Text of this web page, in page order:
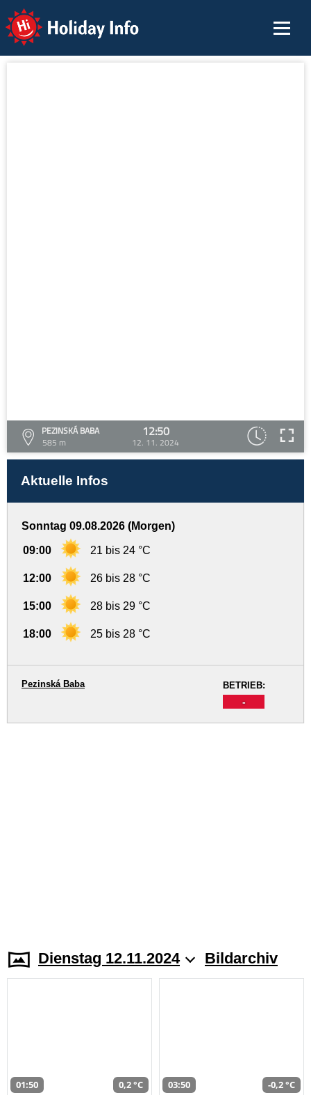
Holiday Info
PEZINSKÁ BABA
585 m
12:50
12. 11. 2024
Aktuelle Infos
Sonntag 09.08.2026 (Morgen)
09:00 21 bis 24 °C
12:00 26 bis 28 °C
15:00 28 bis 29 °C
18:00 25 bis 28 °C
BETRIEB:
-
Pezinská Baba
Dienstag 12.11.2024 Bildarchiv
01:50 0,2 °C 03:50 -0,2 °C